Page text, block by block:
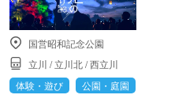
国営昭和記念公園
立川 /立川北/西立川
体験・遊び
公園・庭園